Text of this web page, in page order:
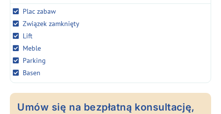
Plac zabaw
Związek zamknięty
Lift
Meble
Parking
Basen
Umów się na bezpłatną konsultację,